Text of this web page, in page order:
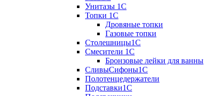
Унитазы 1С
Топки 1С
Дровяные топки
Газовые топки
Столешницы1С
Смесители 1С
Бронзовые лейки для ванны
СливыСифоны1С
Полотенцедержатели
Подставки1С